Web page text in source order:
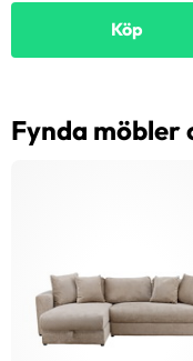
Köp
Fynda möbler